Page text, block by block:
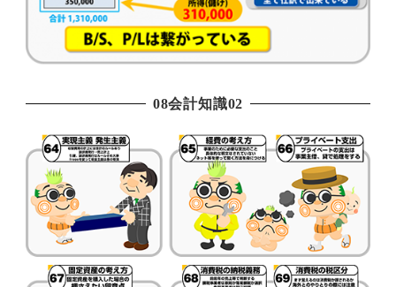
08会計知識02